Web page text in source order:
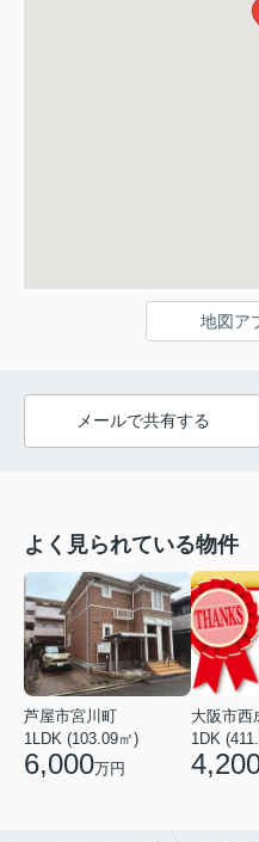
地図ア
メールで共有する
よく見られている物件
芦屋市宮川町
1LDK (103.09㎡)
6,000万円
1DK